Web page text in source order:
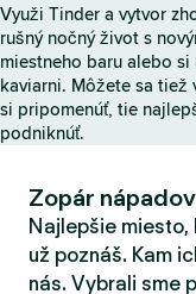
Využi Tinder a vytvor
rušný nočný život s
miestneho baru alebo
kaviarni. Môžete sa tiež
si pripomenúť, tie
podniknúť.
Zopár
Najlepšie
už poznáš. Kam
nás. Vybrali sme